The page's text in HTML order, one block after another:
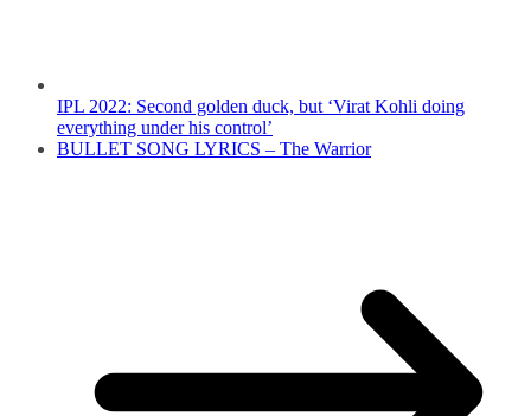
IPL 2022: Second golden duck, but ‘Virat Kohli doing
everything under his control’
BULLET SONG LYRICS – The Warrior